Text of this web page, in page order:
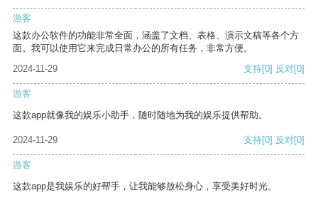
游客
这款办公软件的功能非常全面，涵盖了文档、表格、演示文稿等各个方
面。我可以使用它来完成日常办公的所有任务，非常方便。
2024-11-29
支持[0] 反对[0]
游客
这款app就像我的娱乐小助手，随时随地为我的娱乐提供帮助。
2024-11-29 支持[0] 反对[0]
游客
这款app是我娱乐的好帮手，让我能够放松身心，享受美好时光。